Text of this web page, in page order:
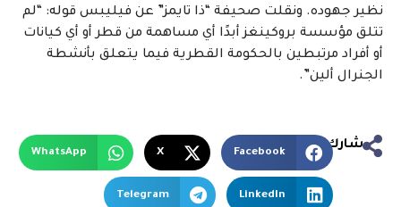
نظير جهوده. ونقلت صحيفة “ذا تايمز” عن فيليبس قوله: “لم
تتلق مؤسسة بروكينغز أبدًا أي مساهمة من قطر أو أي كيانات
أو أفراد مرتبطين بالحكومة القطرية فيما يتعلق بأنشطة
الجنرال ألين”.
شارك
Facebook
X
WhatsApp
LinkedIn
Telegram